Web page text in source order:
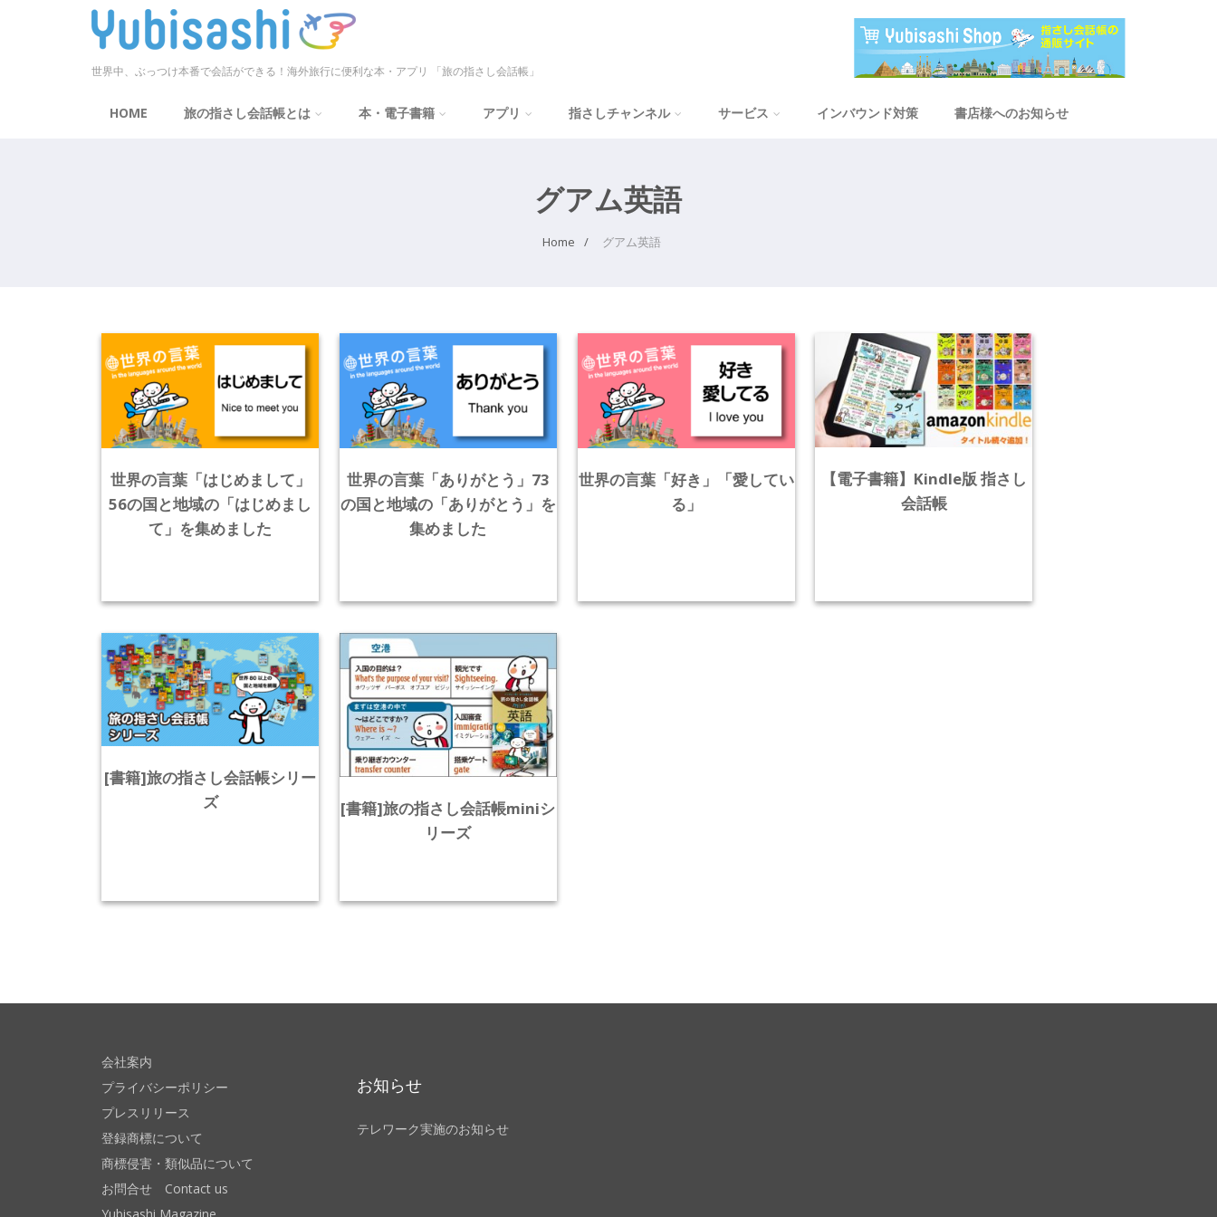
世界中、ぶっつけ本番で会話ができる！海外旅行に便利な本・アプリ 「旅の指さし会話帳」
HOME 旅の指さし会話帳とは 本・電子書籍 アプリ 指さしチャンネル サービス インバウンド対策 書店様へのお知らせ
グアム英語
Home グアム英語
世界の言葉「はじめまして」
56の国と地域の「はじめまし
て」を集めました
世界の言葉「ありがとう」73
の国と地域の「ありがとう」を
集めました
世界の言葉「好き」「愛してい
る」
【電子書籍】Kindle版 指さし
会話帳
[書籍]旅の指さし会話帳シリー
ズ
[書籍]旅の指さし会話帳miniシ
リーズ
会社案内
プライバシーポリシー
プレスリリース
登録商標について
商標侵害・類似品について
お問合せ Contact us
お知らせ
テレワーク実施のお知らせ